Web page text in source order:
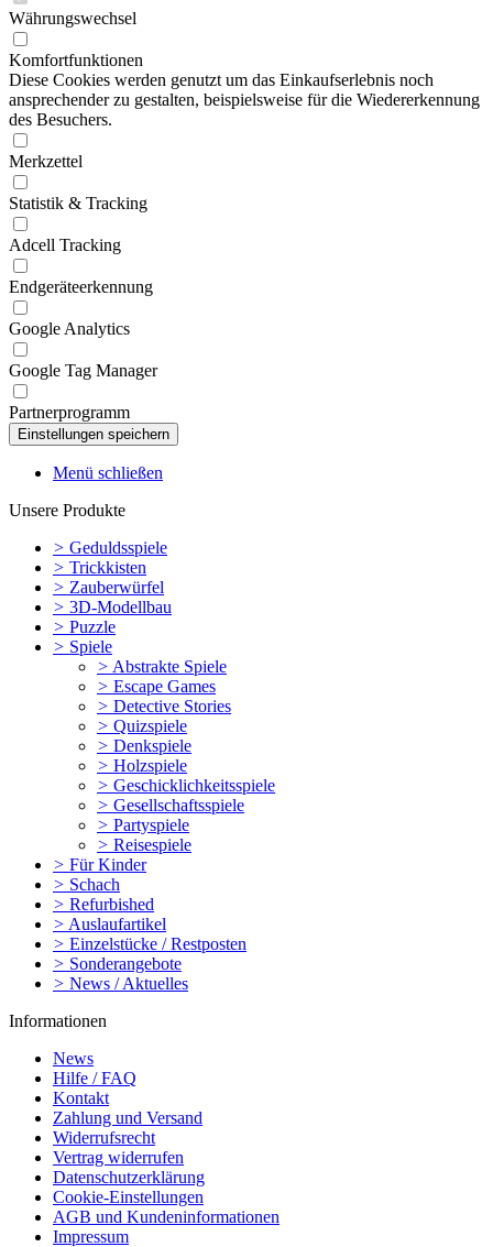
Währungswechsel
Komfortfunktionen
Diese Cookies werden genutzt um das Einkaufserlebnis noch
ansprechender zu gestalten, beispielsweise für die Wiedererkennung
des Besuchers.
Merkzettel
Statistik & Tracking
Adcell Tracking
Endgeräteerkennung
Google Analytics
Google Tag Manager
Partnerprogramm
Menü schließen
Unsere Produkte
> Geduldsspiele
> Trickkisten
> Zauberwürfel
> 3D-Modellbau
> Puzzle
> Spiele
> Abstrakte Spiele
> Escape Games
> Detective Stories
> Quizspiele
> Denkspiele
> Holzspiele
> Geschicklichkeitsspiele
> Gesellschaftsspiele
> Partyspiele
> Reisespiele
> Für Kinder
> Schach
> Refurbished
> Auslaufartikel
> Einzelstücke / Restposten
> Sonderangebote
> News / Aktuelles
Informationen
News
Hilfe / FAQ
Kontakt
Zahlung und Versand
Widerrufsrecht
Vertrag widerrufen
Datenschutzerklärung
Cookie-Einstellungen
AGB und Kundeninformationen
Impressum